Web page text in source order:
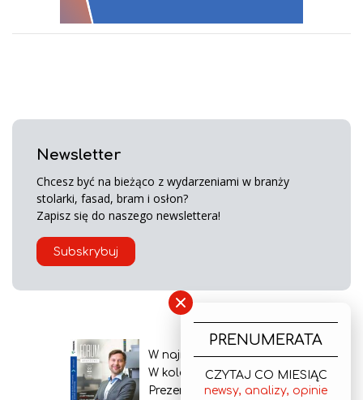
Newsletter
Chcesz być na bieżąco z wydarzeniami w branży
stolarki, fasad, bram i osłon?
Zapisz się do naszego newslettera!
Subskrybuj
W najnowszym wydaniu
W kolejnym numerze
Prezentacja gazety
×
PRENUMERATA
CZYTAJ CO MIESIĄC
newsy, analizy, opinie